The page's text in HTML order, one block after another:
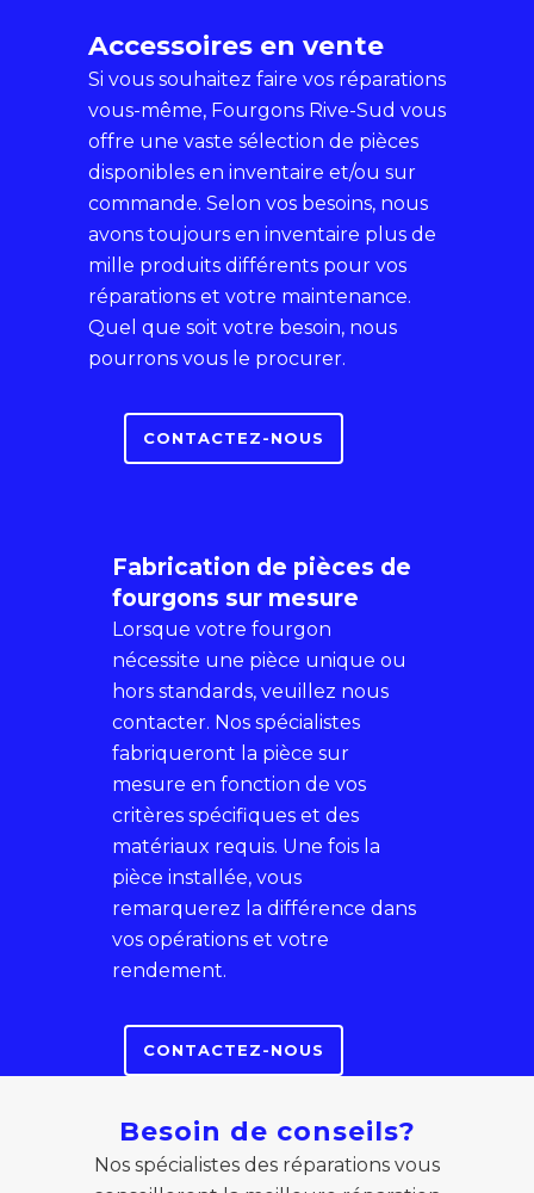
Accessoires en vente
Si vous souhaitez faire vos réparations
vous-même, Fourgons Rive-Sud vous
offre une vaste sélection de pièces
disponibles en inventaire et/ou sur
commande. Selon vos besoins, nous
avons toujours en inventaire plus de
mille produits différents pour vos
réparations et votre maintenance.
Quel que soit votre besoin, nous
pourrons vous le procurer.
CONTACTEZ-NOUS
Fabrication de pièces de
fourgons sur mesure
Lorsque votre fourgon
nécessite une pièce unique ou
hors standards, veuillez nous
contacter. Nos spécialistes
fabriqueront la pièce sur
mesure en fonction de vos
critères spécifiques et des
matériaux requis. Une fois la
pièce installée, vous
remarquerez la différence dans
vos opérations et votre
rendement.
CONTACTEZ-NOUS
Besoin de conseils?
Nos spécialistes des réparations vous